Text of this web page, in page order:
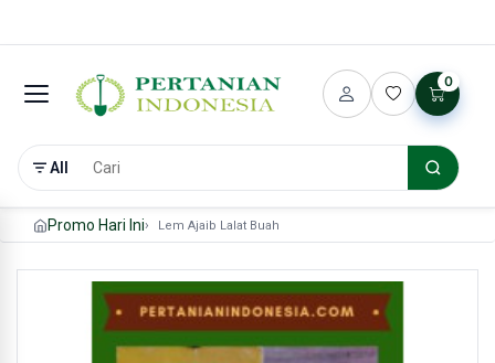
All
0
Promo Hari Ini Lem Ajaib Lalat Buah